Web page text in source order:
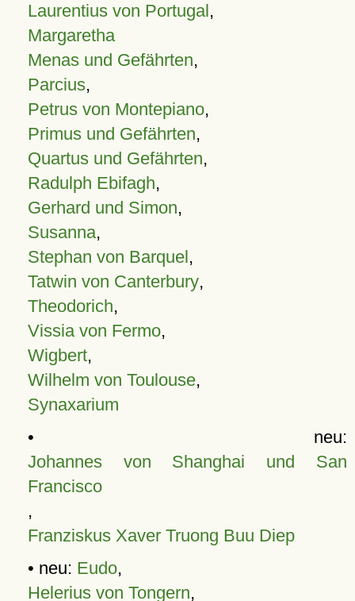
Laurentius von Portugal,
Margaretha
Menas und Gefährten,
Parcius,
Petrus von Montepiano,
Primus und Gefährten,
Quartus und Gefährten,
Radulph Ebifagh,
Gerhard und Simon,
Susanna,
Stephan von Barquel,
Tatwin von Canterbury,
Theodorich,
Vissia von Fermo,
Wigbert,
Wilhelm von Toulouse,
Synaxarium
• neu:
Johannes von Shanghai und San
Francisco
,
Franziskus Xaver Truong Buu Diep
• neu: Eudo,
Helerius von Tongern,